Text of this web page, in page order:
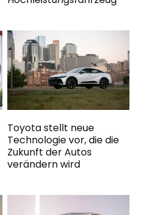
Toyota stellt neue
Technologie vor, die die
Zukunft der Autos
verändern wird